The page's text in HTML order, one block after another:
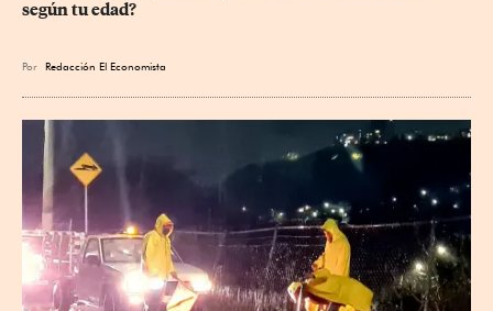
según tu edad?
Por Redacción El Economista